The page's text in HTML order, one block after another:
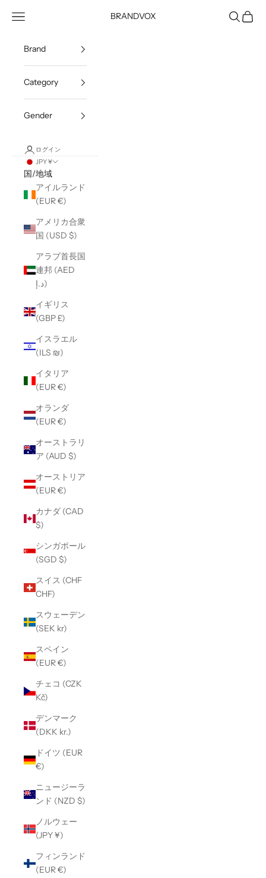
BRANDVOX
メニューを開く 検索を開
カー
Brand
Category
Gender
ログイン
JPY ¥
国/地域
アイルランド
(EUR €)
アメリカ合衆
国 (USD $)
アラブ首長国
連邦 (AED
د.إ)
イギリス
(GBP £)
イスラエル
(ILS ₪)
イタリア
(EUR €)
オランダ
(EUR €)
オーストラリ
ア (AUD $)
オーストリア
(EUR €)
カナダ (CAD
$)
シンガポール
(SGD $)
スイス (CHF
CHF)
スウェーデン
(SEK kr)
スペイン
(EUR €)
チェコ (CZK
Kč)
デンマーク
(DKK kr.)
ドイツ (EUR
€)
ニュージーラ
ンド (NZD $)
ノルウェー
(JPY ¥)
フィンランド
(EUR €)